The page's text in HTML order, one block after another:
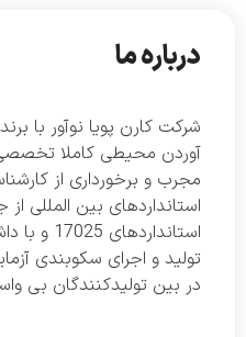
درباره ما
آوردن محیطی کاملا
مجرب و برخورداری از
تولید و اجرای سکوبندی
در بین تولیدکنندگان